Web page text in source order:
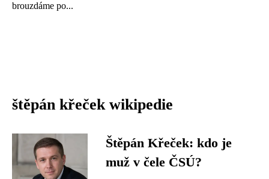
brouzdáme po...
štěpán křeček wikipedie
Štěpán Křeček: kdo je
muž v čele ČSÚ?